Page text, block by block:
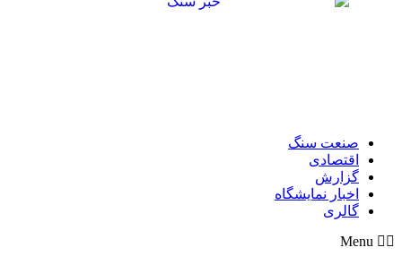
صنعت سنگ
اقتصادی
گزارش
اخبار نمایشگاه
گالری
Menu